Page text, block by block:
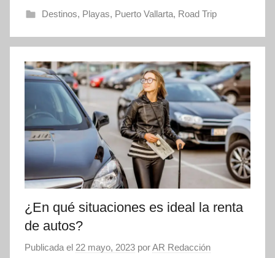
Destinos, Playas, Puerto Vallarta, Road Trip
¿En qué situaciones es ideal la renta
de autos?
Publicada el 22 mayo, 2023 porAR Redacción